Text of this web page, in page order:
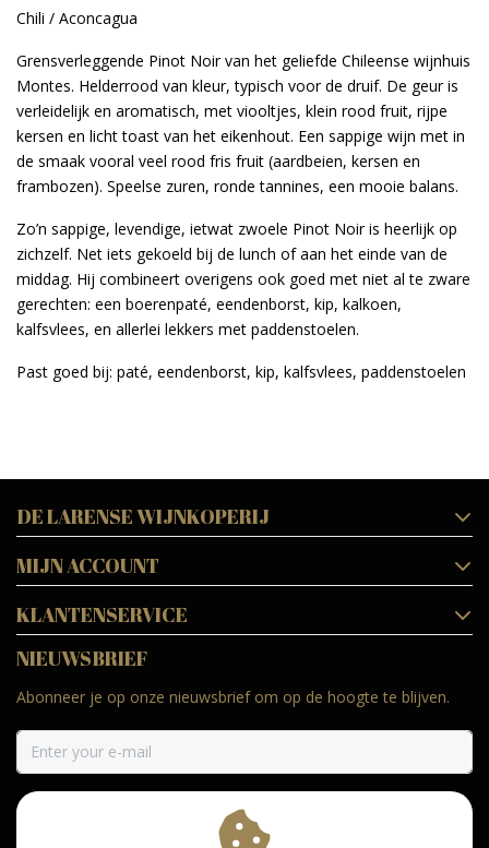
Chili / Aconcagua
Grensverleggende Pinot Noir van het geliefde Chileense wijnhuis
Montes. Helderrood van kleur, typisch voor de druif. De geur is
verleidelijk en aromatisch, met viooltjes, klein rood fruit, rijpe
kersen en licht toast van het eikenhout. Een sappige wijn met in
de smaak vooral veel rood fris fruit (aardbeien, kersen en
frambozen). Speelse zuren, ronde tannines, een mooie balans.
Zo’n sappige, levendige, ietwat zwoele Pinot Noir is heerlijk op
zichzelf. Net iets gekoeld bij de lunch of aan het einde van de
middag. Hij combineert overigens ook goed met niet al te zware
gerechten: een boerenpaté, eendenborst, kip, kalkoen,
kalfsvlees, en allerlei lekkers met paddenstoelen.
Past goed bij: paté, eendenborst, kip, kalfsvlees, paddenstoelen
DE LARENSE WIJNKOPERIJ
MIJN ACCOUNT
KLANTENSERVICE
NIEUWSBRIEF
Abonneer je op onze nieuwsbrief om op de hoogte te blijven.